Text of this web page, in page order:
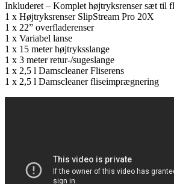
Inkluderet – Komplet højtryksrenser sæt til
1 x Højtryksrenser SlipStream Pro 20X
1 x 22” overfladerenser
1 x Variabel lanse
1 x 15 meter højtryksslange
1 x 3 meter retur-/sugeslange
1 x 2,5 l Damscleaner Fliserens
1 x 2,5 l Damscleaner fliseimprægnering